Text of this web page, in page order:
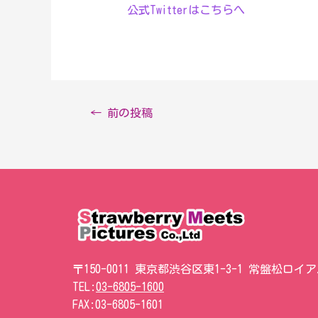
公式Twitterはこちらへ
← 前の投稿
〒150-0011 東京都渋谷区東1-3-1 常盤松ロイア
TEL:03-6805-1600
FAX:03-6805-1601